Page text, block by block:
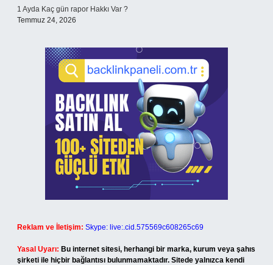
1 Ayda Kaç gün rapor Hakkı Var ?
Temmuz 24, 2026
Reklam ve İletişim: Skype: live:.cid.575569c608265c69
Yasal Uyarı: Bu internet sitesi, herhangi bir marka, kurum veya şahıs
şirketi ile hiçbir bağlantısı bulunmamaktadır. Sitede yalnızca kendi